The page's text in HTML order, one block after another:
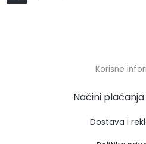
Korisne
Načini
Dostava i